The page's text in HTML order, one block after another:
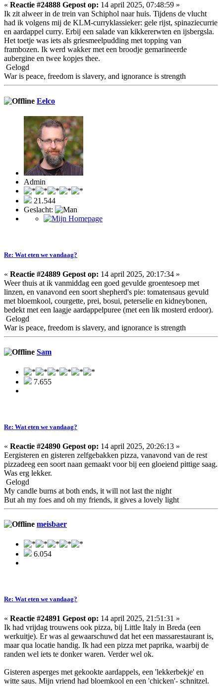
« Reactie #24888 Gepost op: 14 april 2025, 07:48:59 »
Ik zit alweer in de trein van Schiphol naar huis. Tijdens de vlucht
had ik volgens mij de KLM-curryklassieker: gele rijst, spinaziecurrie
en aardappel curry. Erbij een salade van kikkererwten en ijsbergsla.
Het toetje was iets als griesmeelpudding met topping van
frambozen. Ik werd wakker met een broodje gemarineerde
aubergine en twee kopjes thee.
Gelogd
War is peace, freedom is slavery, and ignorance is strength
Eelco
Admin
21.544
Geslacht:
Re: Wat eten we vandaag?
« Reactie #24889 Gepost op: 14 april 2025, 20:17:34 »
Weer thuis at ik vanmiddag een goed gevulde groentesoep met
linzen, en vanavond een soort shepherd's pie: tomatensaus gevuld
met bloemkool, courgette, prei, bosui, peterselie en kidneybonen,
bedekt met een laagje aardappelpuree (met een lik mosterd erdoor).
Gelogd
War is peace, freedom is slavery, and ignorance is strength
Sam
7.655
Re: Wat eten we vandaag?
« Reactie #24890 Gepost op: 14 april 2025, 20:26:13 »
Eergisteren en gisteren zelfgebakken pizza, vanavond van de rest
pizzadeeg een soort naan gemaakt voor bij een gloeiend pittige saag.
Was erg lekker.
Gelogd
My candle burns at both ends, it will not last the night
But ah my foes and oh my friends, it gives a lovely light
meisbaer
6.054
Re: Wat eten we vandaag?
« Reactie #24891 Gepost op: 14 april 2025, 21:51:31 »
Ik had vrijdag trouwens ook pizza, bij Little Italy in Breda (een
werkuitje). Er was al gewaarschuwd dat het een massarestaurant is,
maar qua locatie handig. Ik had een pizza met paprika, waarbij de
randen wel iets te donker waren. Verder wel ok.
Gisteren asperges met gekookte aardappels, een 'lekkerbekje' en
witte saus. Mijn vriend had bloemkool en een 'chicken'- schnitzel.